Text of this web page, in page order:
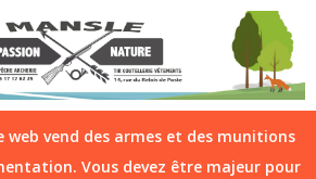
vend des armes et des munitions
Vous devez être majeur pour